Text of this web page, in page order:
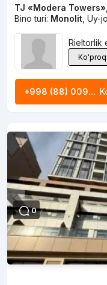
TJ «Modera Towers»
Bino turi: Monolit, Uy-
Rieltorlik
+998 (88) 009...
0